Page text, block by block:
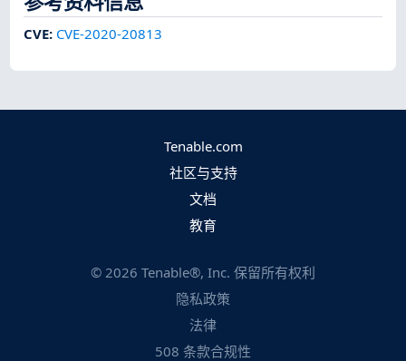
CVE: CVE-2020-20813
Tenable.com
社区与支持
文档
教育
© 2026 Tenable®, Inc. 保留所有权利
隐私政策
法律
508 条款合规性